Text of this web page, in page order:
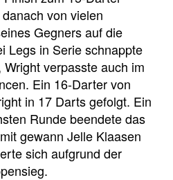
von vielen
Gegners auf die
Legs in Serie schnappte
verpasste auch im
Ein 16-Darter von
in 17 Darts gefolgt. Ein
Runde beendete das
gewann Jelle Klaasen
sich aufgrund der